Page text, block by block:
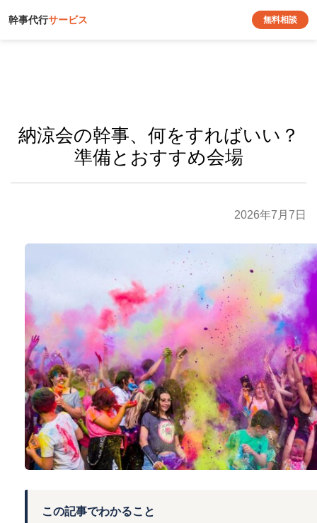
幹事代行サービス 無料相談
納涼会の幹事、何をすればいい？
準備とおすすめ会場
2026年7月7日
この記事でわかること